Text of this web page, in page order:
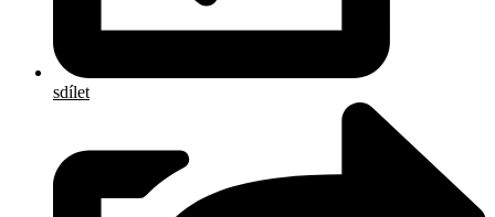
sdílet